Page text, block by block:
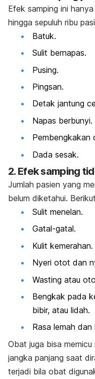
Efek samping ini
hingga sepuluh ribu
Batuk.
Sulit bernapas.
Pusing.
Pingsan.
Detak jantung
Napas berbunyi.
Pembengkakan
Dada sesak.
2. Efek samping
Jumlah pasien yang
belum diketahui.
Sulit menelan.
Gatal-gatal.
Kulit kemerahan.
Nyeri otot dan
Wasting atau
Bengkak pada
bibir, atau lidah.
Rasa lemah
Obat juga bisa
jangka panjang saat
terjadi bila obat